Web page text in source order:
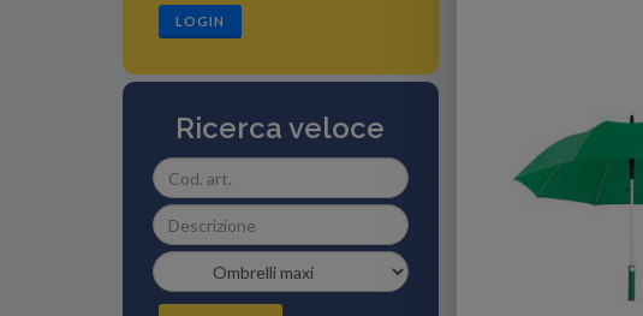
LOGIN
Ricerca veloce